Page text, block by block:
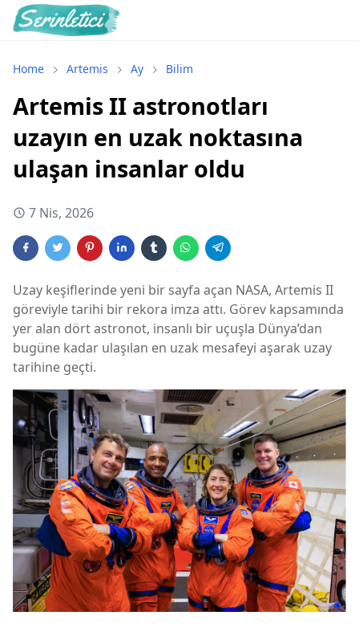
Home Artemis Ay Bilim
Artemis II astronotları
uzayın en uzak noktasına
ulaşan insanlar oldu
7 Nis, 2026
Uzay keşiflerinde yeni bir sayfa açan NASA, Artemis II
göreviyle tarihi bir rekora imza attı. Görev kapsamında
yer alan dört astronot, insanlı bir uçuşla Dünya’dan
bugüne kadar ulaşılan en uzak mesafeyi aşarak uzay
tarihine geçti.